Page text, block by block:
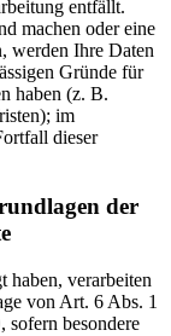
entfällt.
machen oder eine
werden Ihre Daten
Gründe für
haben (z. B.
im
dieser
der
haben, verarbeiten
von Art. 6 Abs. 1
besondere